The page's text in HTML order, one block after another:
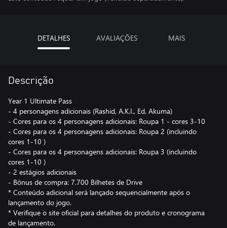
DETALHES AVALIAÇÕES MAIS
Descrição
Year 1 Ultimate Pass
- 4 personagens adicionais (Rashid, A.K.I., Ed, Akuma)
- Cores para os 4 personagens adicionais: Roupa 1 - cores 3-10
- Cores para os 4 personagens adicionais: Roupa 2 (incluindo
cores 1-10 )
- Cores para os 4 personagens adicionais: Roupa 3 (incluindo
cores 1-10 )
- 2 estágios adicionais
- Bônus de compra: 7.700 Bilhetes de Drive
* Conteúdo adicional será lançado sequencialmente após o
lançamento do jogo.
* Verifique o site oficial para detalhes do produto e cronograma
de lançamento.